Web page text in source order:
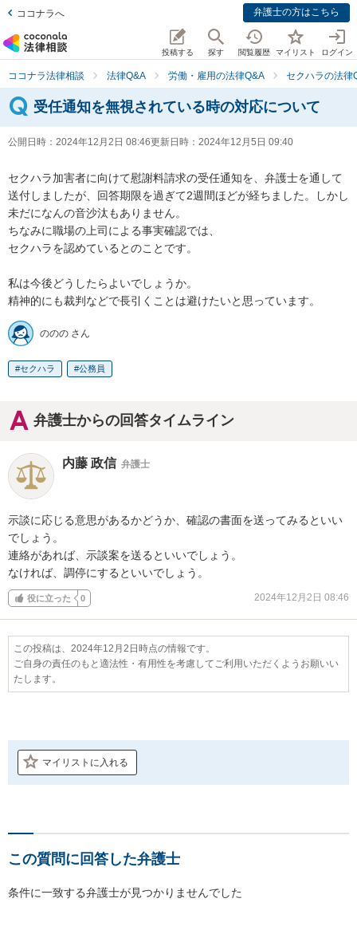
ココナラへ 弁護士の方はこちら
投稿する 探す 閲覧履歴 マイリスト ログイン
ココナラ法律相談 法律Q&A 労働・雇用の法律Q&A セクハラの法律
受任通知を無視されている時の対応について
公開日時： 2024年12月2日 08:46更新日時： 2024年12月5日 09:40
セクハラ加害者に向けて慰謝料請求の受任通知を、弁護士を通して
送付しましたが、回答期限を過ぎて2週間ほどが経ちました。しかし
未だになんの音沙汰もありません。
ちなみに職場の上司による事実確認では、
セクハラを認めているとのことです。
私は今後どうしたらよいでしょうか。
精神的にも裁判などで長引くことは避けたいと思っています。
ののの さん
セクハラ 公務員
弁護士からの回答タイムライン
内藤 政信 弁護士
示談に応じる意思があるかどうか、確認の書面を送ってみるといい
でしょう。
連絡があれば、示談案を送るといいでしょう。
なければ、調停にするといいでしょう。
役に立った 0 2024年12月2日 08:46
この投稿は、2024年12月2日時点の情報です。
ご自身の責任のもと適法性・有用性を考慮してご利用いただくようお願いい
たします。
マイリストに入れる
この質問に回答した弁護士
条件に一致する弁護士が見つかりませんでした